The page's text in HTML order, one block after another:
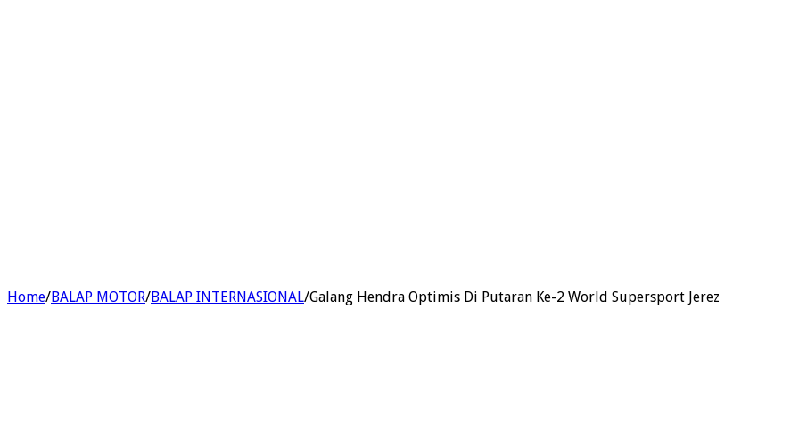
Home/BALAP MOTOR/BALAP INTERNASIONAL/Galang Hendra Optimis Di Putaran Ke-2 World Supersport Jerez